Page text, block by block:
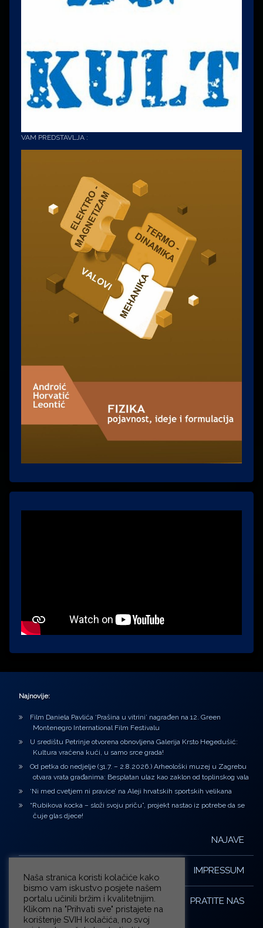
VAM PREDSTAVLJA :
Najnovije:
Film Daniela Pavlića ‘Prašina u vitrini’ nagrađen na 12. Green
Montenegro International Film Festivalu
U središtu Petrinje otvorena obnovljena Galerija Krsto Hegedušić:
Kultura vraćena kući, u samo srce grada!
Od petka do nedjelje (31.7. – 2.8.2026.) Arheološki muzej u Zagrebu
otvara vrata građanima: Besplatan ulaz kao zaklon od toplinskog vala
‘Ni med cvetjem ni pravice’ na Aleji hrvatskih sportskih velikana
“Rubikova kocka – složi svoju priču”, projekt nastao iz potrebe da se
čuje glas djece!
NAJAVE
IMPRESSUM
PRATITE NAS
Naša stranica koristi kolačiće kako
bismo vam iskustvo posjete našem
portalu učinili bržim i kvalitetnijim.
Klikom na "Prihvati sve" pristajete na
korištenje SVIH kolačića, no svoj